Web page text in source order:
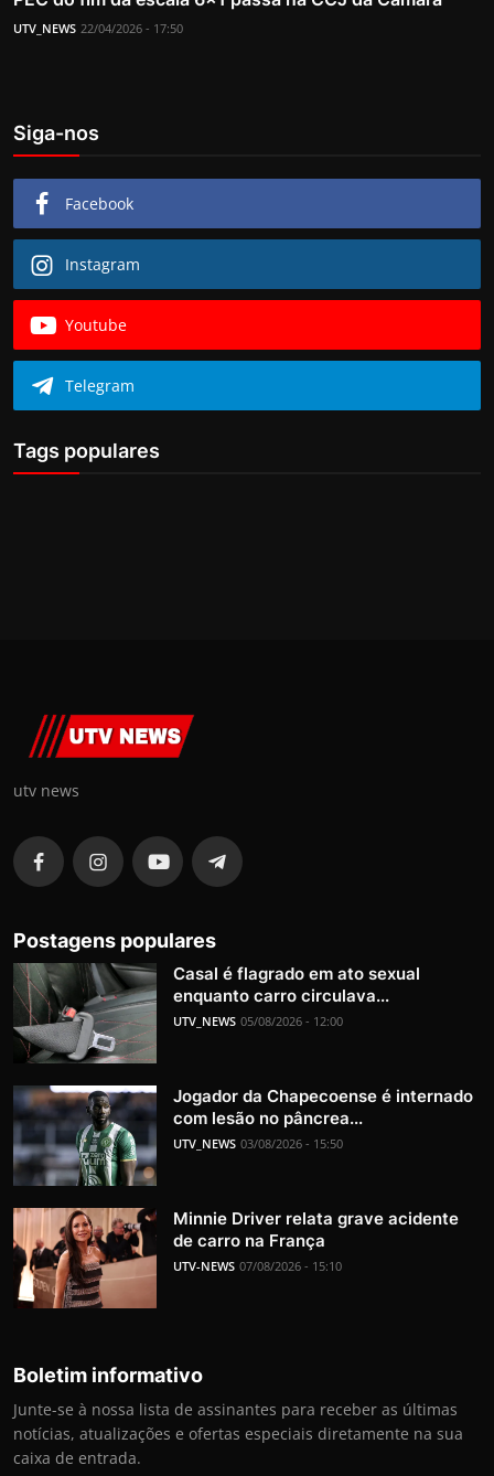
UTV_NEWS 22/04/2026 - 17:50
Siga-nos
Facebook
Instagram
Youtube
Telegram
Tags populares
utv news
Postagens populares
Casal é flagrado em ato sexual
enquanto carro circulava...
UTV_NEWS 05/08/2026 - 12:00
Jogador da Chapecoense é internado
com lesão no pâncrea...
UTV_NEWS 03/08/2026 - 15:50
Minnie Driver relata grave acidente
de carro na França
UTV-NEWS 07/08/2026 - 15:10
Boletim informativo
Junte-se à nossa lista de assinantes para receber as últimas
notícias, atualizações e ofertas especiais diretamente na sua
caixa de entrada.